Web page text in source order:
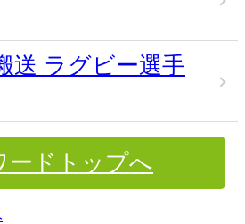
送 ラグビー選手
ードトップへ